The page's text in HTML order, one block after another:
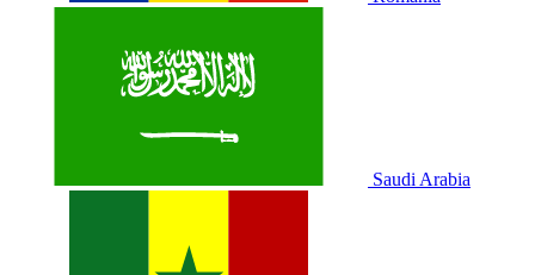
Saudi Arabia